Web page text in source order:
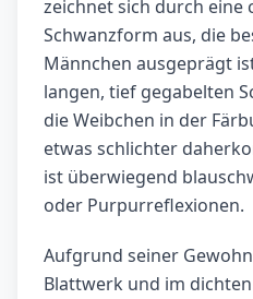
zeichnet sich durch eine
Schwanzform aus, die
Männchen ausgeprägt
langen, tief gegabelten
die Weibchen in der
etwas schlichter
ist überwiegend
oder Purpurreflexionen.
Aufgrund seiner
Blattwerk und im